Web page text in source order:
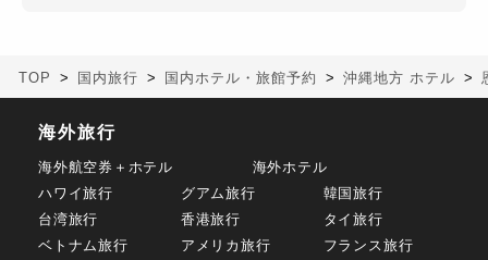
TOP 国内旅行 国内ホテル・旅館予約 沖縄地方 ホテル
海外旅行
海外航空券＋ホテル
海外ホテル
ハワイ旅行
グアム旅行
韓国旅行
台湾旅行
香港旅行
タイ旅行
ベトナム旅行
アメリカ旅行 フランス旅行